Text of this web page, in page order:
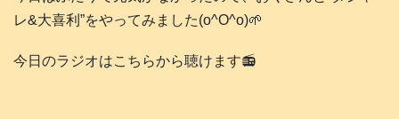
レ&大喜利”をやってみました(o^O^o)🌱
今日のラジオはこちらから聴けます📻️